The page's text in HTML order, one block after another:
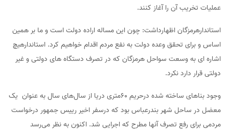
عملیات تخریب آن را آغاز کنند.
استاندارهرمزگان اظهارداشت: چون این مساله اراده دولت است و ما بر همین
اساس و برای تحقق وعده دولت به نفع مردم اقدام خواهیم کرد. استاندارهیچ
اشاره ای به وسعت سواحل هرمزگان که در تصرف دستگاه های دولتی و غیر
دولتی قرار دارد نکرد.
وجود بناهای ساخته شده درحریم ۶۰متری دریا از سال‌های سال به عنوان یک
معضل در ساحل شهر بندرعباس بود که درسفر اخیر رییس جمهور درخواست
مردمی برای رفع تصرف آنها مطرح که اجرایی شد. اکنون به نظر می‌رسد